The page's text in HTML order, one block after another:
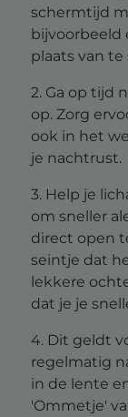
schermtijd
bijvoorbeeld
plaats van te
2. Ga op tijd
op. Zorg
ook in het
je nachtrust.
3. Help je
om sneller
direct open
seintje dat
lekkere
dat je je
4. Dit geldt
regelmatig
in de lente
'Ommetje'